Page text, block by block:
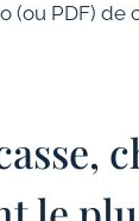
(ou PDF)